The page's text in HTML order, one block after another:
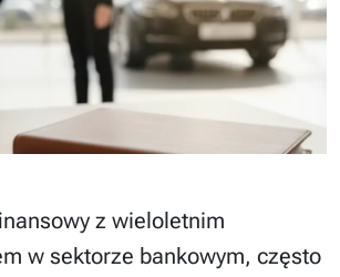
z wieloletnim
w sektorze bankowym, często